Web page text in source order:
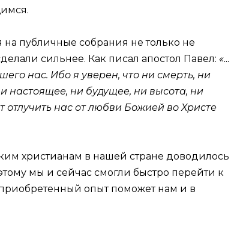
публичные собрания не только не
сильнее. Как писал апостол Павел: «…
нас. Ибо я уверен, что ни смерть, ни
настоящее, ни будущее, ни высота, ни
отлучить нас от любви Божией во Христе
христианам в нашей стране доводилось
мы и сейчас смогли быстро перейти к
опыт поможет нам и в